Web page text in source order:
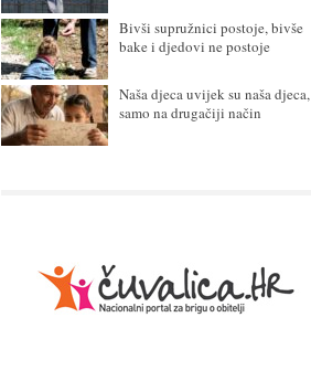
Bivši supružnici postoje, bivše
bake i djedovi ne postoje
Naša djeca uvijek su naša djeca,
samo na drugačiji način